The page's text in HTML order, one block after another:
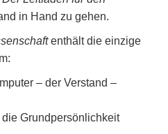
in Hand zu gehen.
enthält die einzige
– der Verstand –
die Grundpersönlichkeit